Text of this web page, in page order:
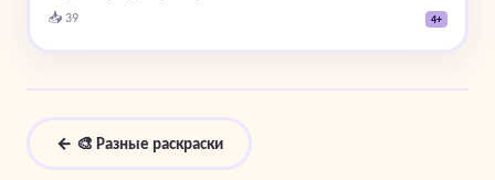
📥 39 4+
← 🎨 Разные раскраски